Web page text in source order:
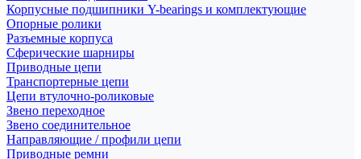
Корпусные подшипники Y-bearings и комплектующие
Опорные ролики
Разъемные корпуса
Сферические шарниры
Приводные цепи
Транспортерные цепи
Цепи втулочно-роликовые
Звено переходное
Звено соединительное
Направляющие / профили цепи
Приводные ремни